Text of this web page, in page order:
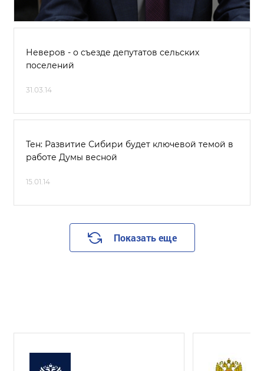
Неверов - о съезде депутатов сельских
поселений
31.03.14
Тен: Развитие Сибири будет ключевой темой в
работе Думы весной
15.01.14
Показать еще